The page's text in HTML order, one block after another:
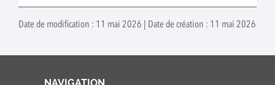
Date de modification : 11 mai 2026 | Date de création : 11 mai 2026